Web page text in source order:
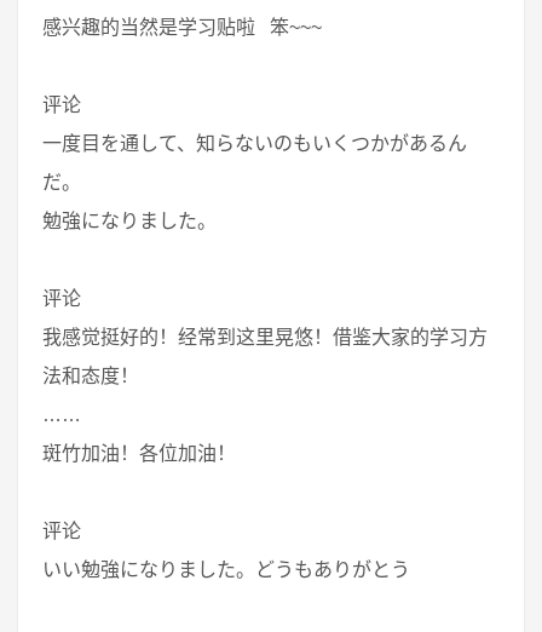
感兴趣的当然是学习贴啦 笨~~~
评论
一度目を通して、知らないのもいくつかがあるん
だ。
勉強になりました。
评论
我感觉挺好的！经常到这里晃悠！借鉴大家的学习方
法和态度！
……
斑竹加油！各位加油！
评论
いい勉強になりました。どうもありがとう